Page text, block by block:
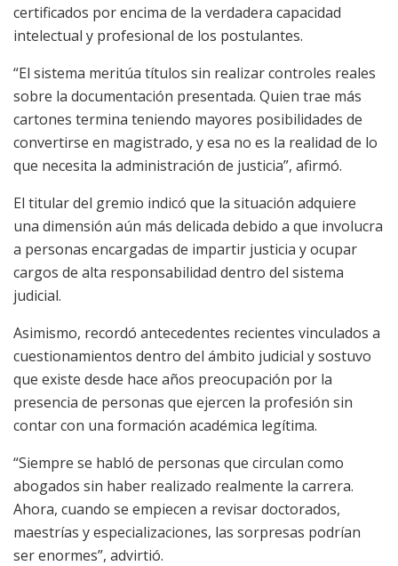
certificados por encima de la verdadera capacidad
intelectual y profesional de los postulantes.
“El sistema meritúa títulos sin realizar controles reales
sobre la documentación presentada. Quien trae más
cartones termina teniendo mayores posibilidades de
convertirse en magistrado, y esa no es la realidad de lo
que necesita la administración de justicia”, afirmó.
El titular del gremio indicó que la situación adquiere
una dimensión aún más delicada debido a que involucra
a personas encargadas de impartir justicia y ocupar
cargos de alta responsabilidad dentro del sistema
judicial.
Asimismo, recordó antecedentes recientes vinculados a
cuestionamientos dentro del ámbito judicial y sostuvo
que existe desde hace años preocupación por la
presencia de personas que ejercen la profesión sin
contar con una formación académica legítima.
“Siempre se habló de personas que circulan como
abogados sin haber realizado realmente la carrera.
Ahora, cuando se empiecen a revisar doctorados,
maestrías y especializaciones, las sorpresas podrían
ser enormes”, advirtió.